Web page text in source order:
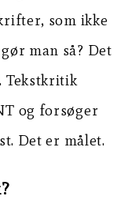
som ikke
man så? Det
Tekstkritik
og forsøger
Det er målet.